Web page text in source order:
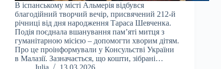
В іспанському місті Альмерія відбувся
благодійний творчий вечір, присвячений 212-й
річниці від дня народження Тараса Шевченка.
Подія поєднала вшанування пам’яті митця з
гуманітарною місією – допомогти хворим дітям.
Про це проінформували у Консульстві України
в Малазії. Зазначається, що кошти, зібрані…
Julia
13.03.2026